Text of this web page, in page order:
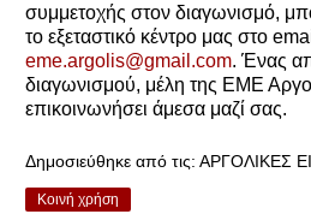
συμμετοχής στον διαγωνισμό,
το εξεταστικό κέντρο μας στο
eme.argolis@gmail.com. Ένας
διαγωνισμού, μέλη της ΕΜΕ
επικοινωνήσει άμεσα μαζί σας.
Δημοσιεύθηκε από τις: ΑΡΓΟΛΙΚΕΣ
Κοινή χρήση